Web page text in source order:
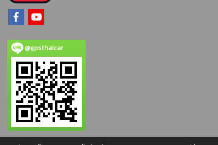
@gpsthaicar